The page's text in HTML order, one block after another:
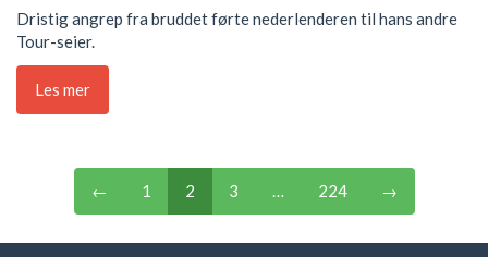
Dristig angrep fra bruddet førte nederlenderen til hans andre
Tour-seier.
Les mer
← 1 2 3 … 224 →